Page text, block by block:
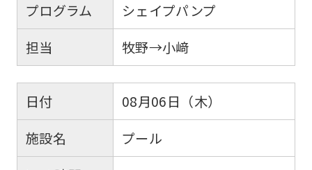
プログラム
シェイプパンプ
担当
牧野→小﨑
日付
08月06日（木）
施設名
プール